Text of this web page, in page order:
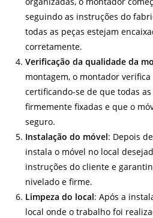
seguindo as instruções do
todas as peças estejam
corretamente.
Verificação da qualidade da
montagem, o montador
certificando-se de que todas
firmemente fixadas e que o
seguro.
Instalação do móvel: Depois
instala o móvel no local
instruções do cliente e
nivelado e firme.
Limpeza do local: Após a
local onde o trabalho foi